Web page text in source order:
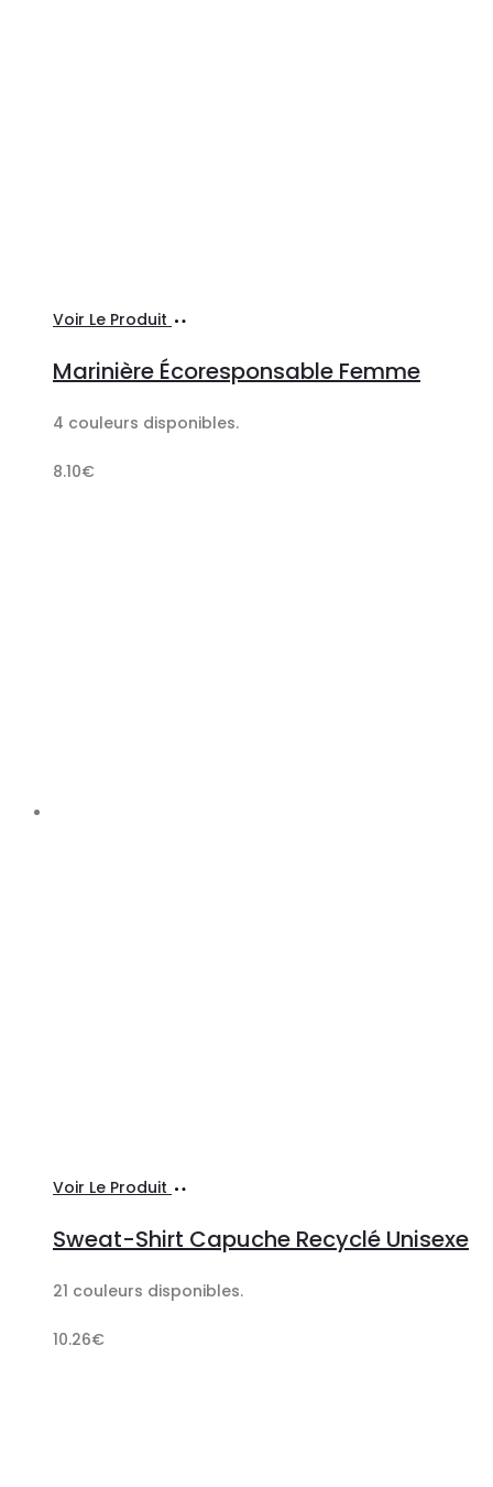
Voir Le Produit
panier
Marinière Écoresponsable Femme
4 couleurs disponibles.
8.10€
Voir Le Produit
panier
Sweat-Shirt Capuche Recyclé Unisexe
21 couleurs disponibles.
10.26€